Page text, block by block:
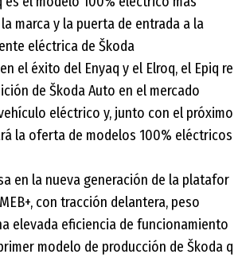
marca y la puerta de entrada a la
eléctrica de Škoda
el éxito del Enyaq y el Elroq, el Epiq re
de Škoda Auto en el mercado
eléctrico y, junto con el próximo
la oferta de modelos 100% eléctricos
en la nueva generación de la platafor
con tracción delantera, peso
elevada eficiencia de funcionamiento
modelo de producción de Škoda q